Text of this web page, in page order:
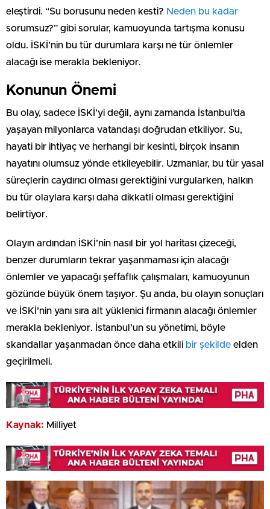
eleştirdi. “Su borusunu neden kesti? Neden bu kadar
sorumsuz?” gibi sorular, kamuoyunda tartışma konusu
oldu. İSKİ’nin bu tür durumlara karşı ne tür önlemler
alacağı ise merakla bekleniyor.
Konunun Önemi
Bu olay, sadece İSKİ’yi değil, aynı zamanda İstanbul’da
yaşayan milyonlarca vatandaşı doğrudan etkiliyor. Su,
hayati bir ihtiyaç ve herhangi bir kesinti, birçok insanın
hayatını olumsuz yönde etkileyebilir. Uzmanlar, bu tür yasal
süreçlerin caydırıcı olması gerektiğini vurgularken, halkın
bu tür olaylara karşı daha dikkatli olması gerektiğini
belirtiyor.
Olayın ardından İSKİ’nin nasıl bir yol haritası çizeceği,
benzer durumların tekrar yaşanmaması için alacağı
önlemler ve yapacağı şeffaflık çalışmaları, kamuoyunun
gözünde büyük önem taşıyor. Şu anda, bu olayın sonuçları
ve İSKİ’nin yanı sıra alt yüklenici firmanın alacağı önlemler
merakla bekleniyor. İstanbul’un su yönetimi, böyle
skandallar yaşanmadan önce daha etkili bir şekilde elden
geçirilmeli.
Kaynak: Milliyet